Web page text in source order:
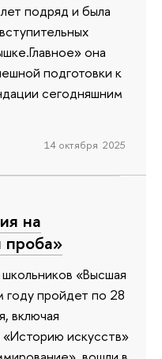
подряд и была
она
подготовки к
сегодняшним
14 октября 2025
на
«Высшая
пройдет по 28
включая
искусств»